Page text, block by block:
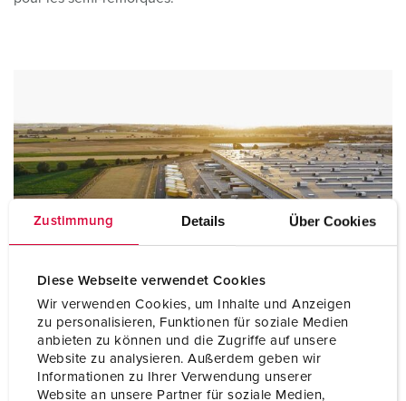
Zustimmung Details Über Cookies
Diese Webseite verwendet Cookies
Wir verwenden Cookies, um Inhalte und Anzeigen
zu personalisieren, Funktionen für soziale Medien
anbieten zu können und die Zugriffe auf unsere
Website zu analysieren. Außerdem geben wir
Informationen zu Ihrer Verwendung unserer
Website an unsere Partner für soziale Medien,
Infrastructure du bâtiment et semi-remorques